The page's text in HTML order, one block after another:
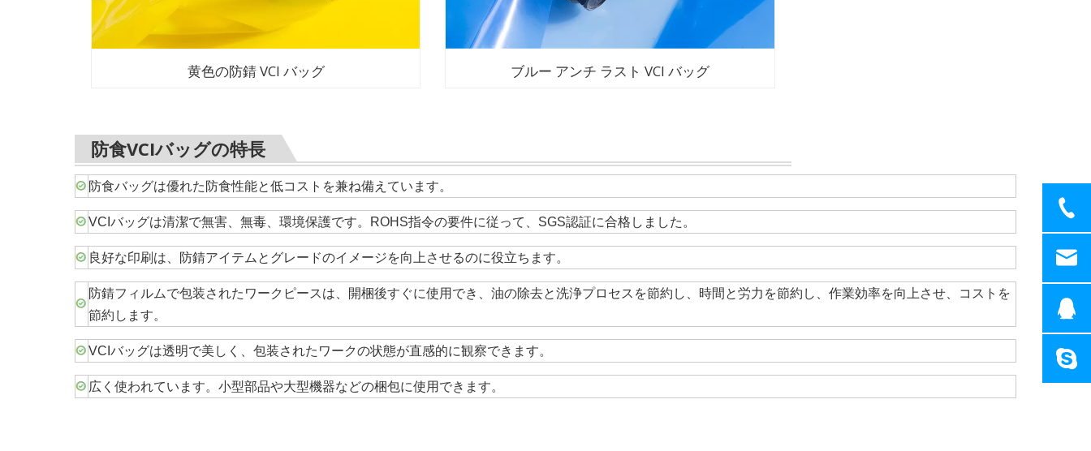
黄色の防錆 VCI バッグ ブルー アンチ ラスト VCI バッグ
防食VCIバッグの特長
防食バッグは優れた防食性能と低コストを兼ね備えています。
VCIバッグは清潔で無害、無毒、環境保護です。ROHS指令の要件に従って、SGS認証に合格しました。
良好な印刷は、防錆アイテムとグレードのイメージを向上させるのに役立ちます。
防錆フィルムで包装されたワークピースは、開梱後すぐに使用でき、油の除去と洗浄プロセスを節約し、時間と労力を節約し、作業効率を向上させ、コストを
節約します。
VCIバッグは透明で美しく、包装されたワークの状態が直感的に観察できます。
広く使われています。小型部品や大型機器などの梱包に使用できます。